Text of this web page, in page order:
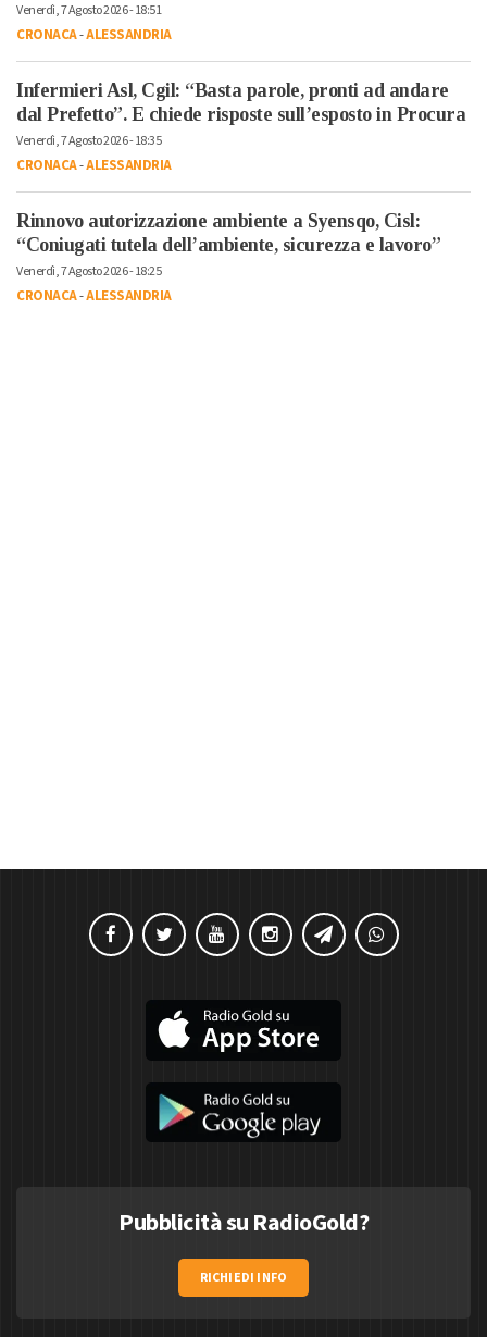
Venerdì, 7 Agosto 2026 - 18:51
CRONACA-ALESSANDRIA
Infermieri Asl, Cgil: “Basta parole, pronti ad andare
dal Prefetto”. E chiede risposte sull’esposto in Procura
Venerdì, 7 Agosto 2026 - 18:35
CRONACA-ALESSANDRIA
Rinnovo autorizzazione ambiente a Syensqo, Cisl:
“Coniugati tutela dell’ambiente, sicurezza e lavoro”
Venerdì, 7 Agosto 2026 - 18:25
CRONACA-ALESSANDRIA
Pubblicità su RadioGold?
RICHIEDI INFO